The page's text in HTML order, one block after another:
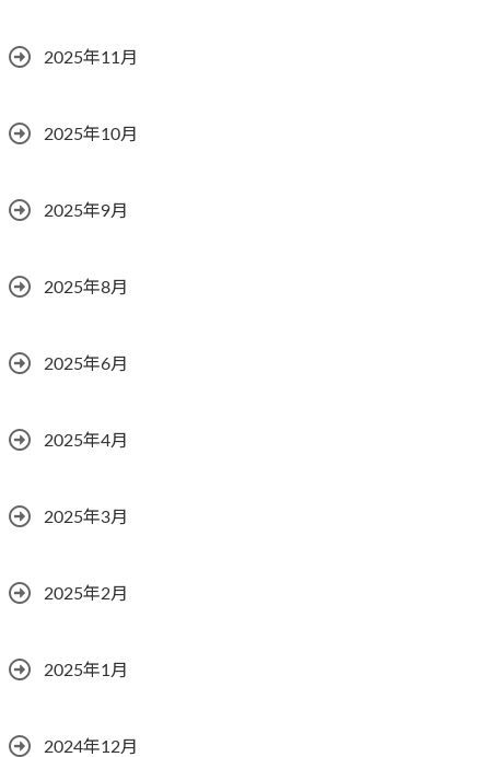
2025年11月
2025年10月
2025年9月
2025年8月
2025年6月
2025年4月
2025年3月
2025年2月
2025年1月
2024年12月